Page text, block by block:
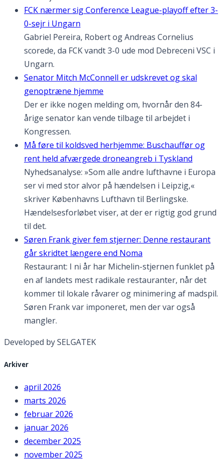
FCK nærmer sig Conference League-playoff efter 3-
0-sejr i Ungarn
Gabriel Pereira, Robert og Andreas Cornelius
scorede, da FCK vandt 3-0 ude mod Debreceni VSC i
Ungarn.
Senator Mitch McConnell er udskrevet og skal
genoptræne hjemme
Der er ikke nogen melding om, hvornår den 84-
årige senator kan vende tilbage til arbejdet i
Kongressen.
Må føre til koldsved herhjemme: Buschauffør og
rent held afværgede droneangreb i Tyskland
Nyhedsanalyse: »Som alle andre lufthavne i Europa
ser vi med stor alvor på hændelsen i Leipzig,«
skriver Københavns Lufthavn til Berlingske.
Hændelsesforløbet viser, at der er rigtig god grund
til det.
Søren Frank giver fem stjerner: Denne restaurant
går skridtet længere end Noma
Restaurant: I ni år har Michelin-stjernen funklet på
en af landets mest radikale restauranter, når det
kommer til lokale råvarer og minimering af madspil.
Søren Frank var imponeret, men der var også
mangler.
Developed by SELGATEK
Arkiver
april 2026
marts 2026
februar 2026
januar 2026
december 2025
november 2025